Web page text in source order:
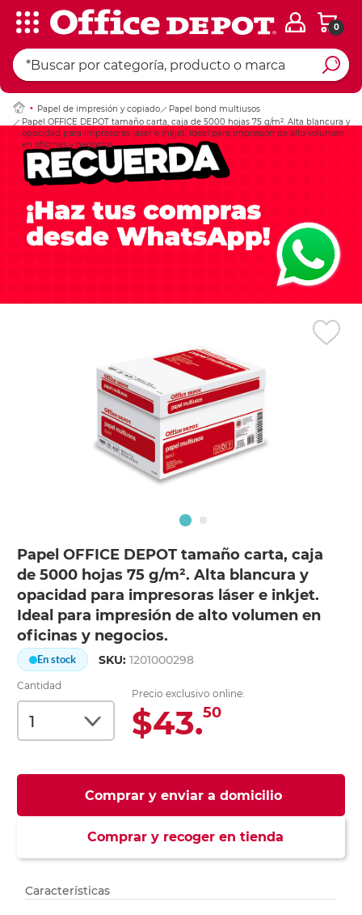
0
Papel de impresión y copiado
Papel bond multiusos
Papel OFFICE DEPOT tamaño carta, caja de 5000 hojas 75 g/m². Alta blancura y
opacidad para impresoras láser e inkjet. Ideal para impresión de alto volumen
en oficinas y negocios.
Papel OFFICE DEPOT tamaño carta, caja
de 5000 hojas 75 g/m². Alta blancura y
opacidad para impresoras láser e inkjet.
Ideal para impresión de alto volumen en
oficinas y negocios.
En stock SKU:1201000298
Cantidad
Precio exclusivo online:
$43.50
Comprar y enviar a domicilio
Comprar y recoger en tienda
Ingresar Codigo
Características